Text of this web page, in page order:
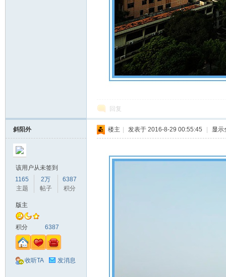
回复
斜阳外
该用户从未签到
1165
主题
2万
帖子
6387
积分
版主
积分 6387
收听TA 发消息
楼主 发表于 2016-8-29 00:55:45 显示